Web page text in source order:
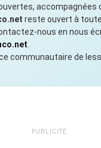
accompagnées
reste ouvert à
nous en nous
communautaire de
PUBLICITÉ